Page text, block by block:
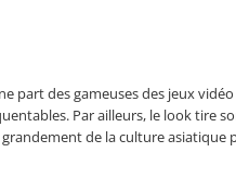
part des gameuses des jeux
Par ailleurs, le look tire
de la culture asiatique